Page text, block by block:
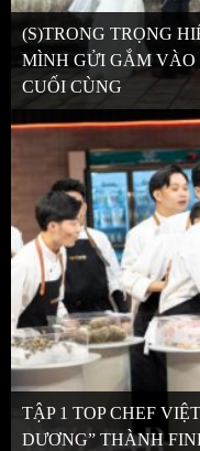
(S)TRONG TRỌNG
MÌNH GỬI GẮM
CUỐI CÙNG
TẬP 1 TOP CHEF
DƯƠNG” THÀNH